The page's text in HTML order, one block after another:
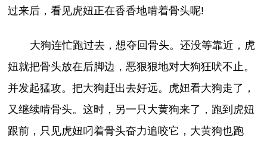
过来后，看见虎妞正在香香地啃着骨头呢!
大狗连忙跑过去，想夺回骨头。还没等靠近，虎
妞就把骨头放在后脚边，恶狠狠地对大狗狂吠不止。
并发起猛攻。把大狗赶出去好远。虎妞看大狗走了，
又继续啃骨头。这时，另一只大黄狗来了，跑到虎妞
跟前，只见虎妞叼着骨头奋力追咬它，大黄狗也跑